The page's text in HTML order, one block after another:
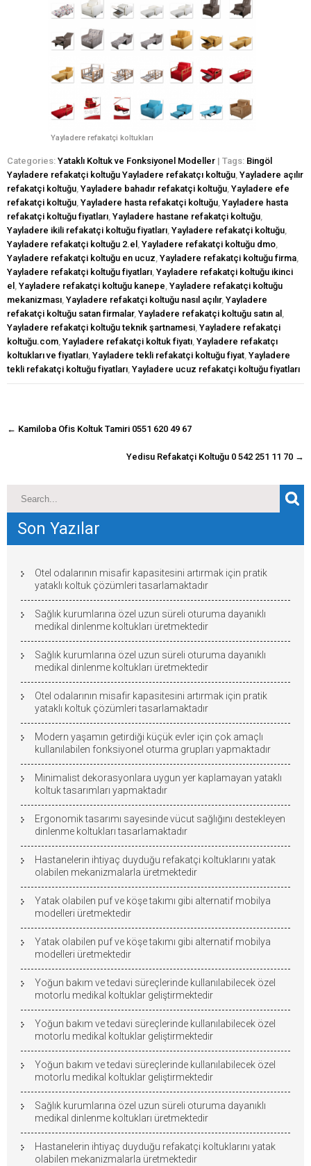
Yayladere refakatçi koltukları
Categories: Yataklı Koltuk ve Fonksiyonel Modeller | Tags: Bingöl
Yayladere refakatçi koltuğu Yayladere refakatçı koltuğu, Yayladere açılır
refakatçi koltuğu, Yayladere bahadır refakatçi koltuğu, Yayladere efe
refakatçi koltuğu, Yayladere hasta refakatçi koltuğu, Yayladere hasta
refakatçi koltuğu fiyatları, Yayladere hastane refakatçi koltuğu,
Yayladere ikili refakatçi koltuğu fiyatları, Yayladere refakatçi koltuğu,
Yayladere refakatçi koltuğu 2.el , Yayladere refakatçi koltuğu dmo,
Yayladere refakatçi koltuğu en ucuz, Yayladere refakatçi koltuğu firma,
Yayladere refakatçi koltuğu fiyatları, Yayladere refakatçi koltuğu ikinci
el , Yayladere refakatçi koltuğu kanepe, Yayladere refakatçi koltuğu
mekanizması, Yayladere refakatçi koltuğu nasıl açılır, Yayladere
refakatçi koltuğu satan firmalar, Yayladere refakatçi koltuğu satın al ,
Yayladere refakatçi koltuğu teknik şartnamesi, Yayladere refakatçi
koltuğu.com, Yayladere refakatçi koltuk fiyatı, Yayladere refakatçı
koltukları ve fiyatları, Yayladere tekli refakatçi koltuğu fiyat, Yayladere
tekli refakatçi koltuğu fiyatları, Yayladere ucuz refakatçi koltuğu fiyatları
navigasyon
← Kamiloba Ofis Koltuk Tamiri 0551 620 49 67
Yedisu Refakatçi Koltuğu 0 542 251 11 70 →
Son Yazılar
Otel odalarının misafir kapasitesini artırmak için pratik
yataklı koltuk çözümleri tasarlamaktadır
Sağlık kurumlarına özel uzun süreli oturuma dayanıklı
medikal dinlenme koltukları üretmektedir
Sağlık kurumlarına özel uzun süreli oturuma dayanıklı
medikal dinlenme koltukları üretmektedir
Otel odalarının misafir kapasitesini artırmak için pratik
yataklı koltuk çözümleri tasarlamaktadır
Modern yaşamın getirdiği küçük evler için çok amaçlı
kullanılabilen fonksiyonel oturma grupları yapmaktadır
Minimalist dekorasyonlara uygun yer kaplamayan yataklı
koltuk tasarımları yapmaktadır
Ergonomik tasarımı sayesinde vücut sağlığını destekleyen
dinlenme koltukları tasarlamaktadır
Hastanelerin ihtiyaç duyduğu refakatçi koltuklarını yatak
olabilen mekanizmalarla üretmektedir
Yatak olabilen puf ve köşe takımı gibi alternatif mobilya
modelleri üretmektedir
Yatak olabilen puf ve köşe takımı gibi alternatif mobilya
modelleri üretmektedir
Yoğun bakım ve tedavi süreçlerinde kullanılabilecek özel
motorlu medikal koltuklar geliştirmektedir
Yoğun bakım ve tedavi süreçlerinde kullanılabilecek özel
motorlu medikal koltuklar geliştirmektedir
Yoğun bakım ve tedavi süreçlerinde kullanılabilecek özel
motorlu medikal koltuklar geliştirmektedir
Sağlık kurumlarına özel uzun süreli oturuma dayanıklı
medikal dinlenme koltukları üretmektedir
Hastanelerin ihtiyaç duyduğu refakatçi koltuklarını yatak
olabilen mekanizmalarla üretmektedir